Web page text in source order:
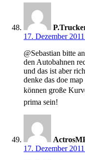
17. Dezember
@Sebastian bitte
den Autobahnen
und das ist aber
denke das doe
können große
prima sein!
17. Dezember